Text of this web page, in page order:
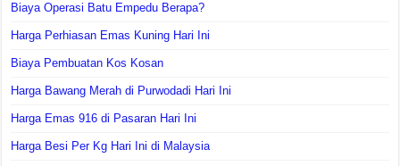
Biaya Operasi Batu Empedu Berapa?
Harga Perhiasan Emas Kuning Hari Ini
Biaya Pembuatan Kos Kosan
Harga Bawang Merah di Purwodadi Hari Ini
Harga Emas 916 di Pasaran Hari Ini
Harga Besi Per Kg Hari Ini di Malaysia